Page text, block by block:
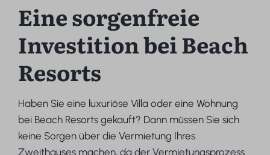
Eine sorgenfreie
Investition bei Beach
Resorts
Haben Sie eine luxuriöse Villa oder eine Wohnung
bei Beach Resorts gekauft? Dann müssen Sie sich
keine Sorgen über die Vermietung Ihres
Zweithauses machen, da der Vermietungsprozess